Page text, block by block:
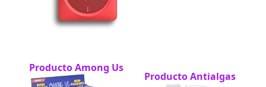
Producto Among Us
Producto Antialgas